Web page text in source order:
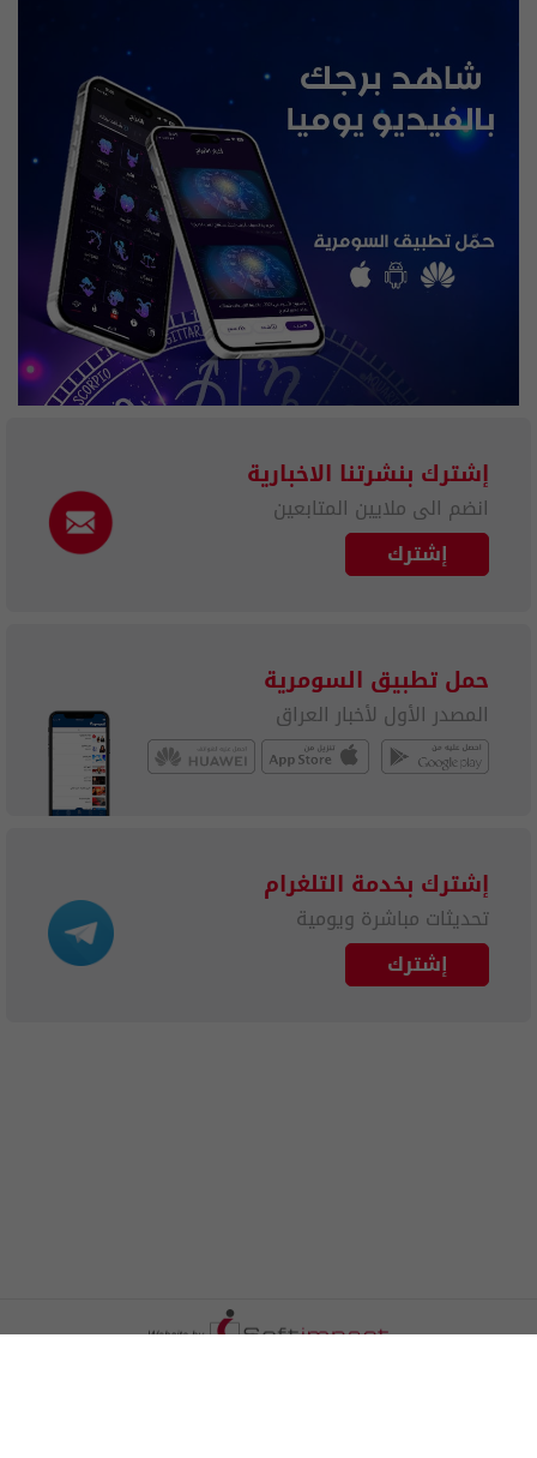
إشترك بنشرتنا الاخبارية
انضم الى ملايين المتابعين
إشترك
حمل تطبيق السومرية
المصدر الأول لأخبار العراق
إشترك بخدمة التلغرام
تحديثات مباشرة ويومية
إشترك